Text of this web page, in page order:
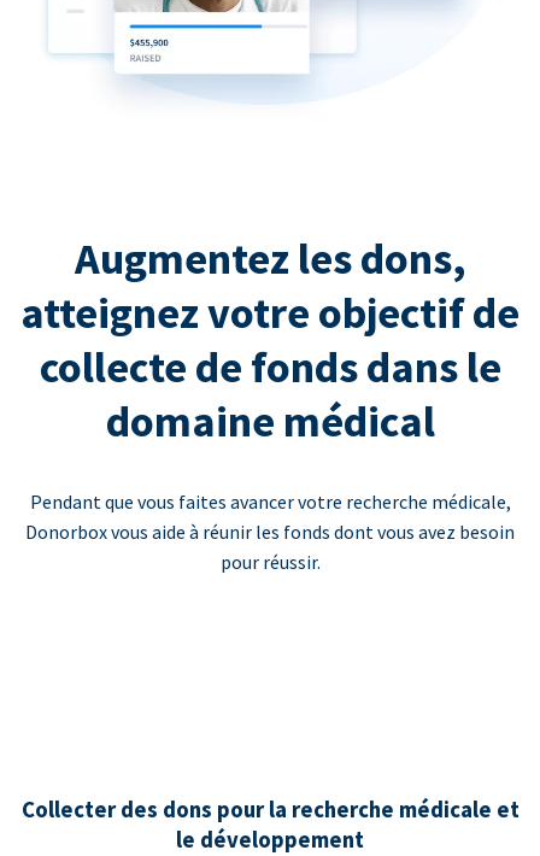
Augmentez les dons,
atteignez votre objectif de
collecte de fonds dans le
domaine médical
Pendant que vous faites avancer votre recherche médicale,
Donorbox vous aide à réunir les fonds dont vous avez besoin
pour réussir.
Collecter des dons pour la recherche médicale et
le développement